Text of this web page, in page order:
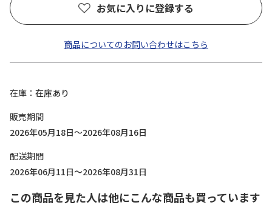
お気に入りに登録する
商品についてのお問い合わせはこちら
在庫
在庫あり
販売期間
2026年05月18日～2026年08月16日
配送期間
2026年06月11日～2026年08月31日
この商品を見た人は他にこんな商品も買っています